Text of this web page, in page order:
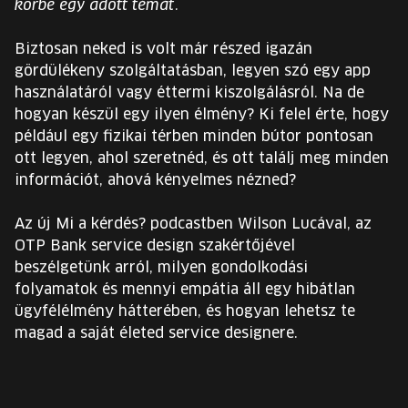
EURÓPA JÖVŐFESZTIVÁLJA
ELŐADÓK
INGYENES DIÁK- ÉS TANÁRREGISZTRÁCIÓ
JEGYEK
EN
Change
language:
EN
körbe egy adott témát.
Biztosan neked is volt már részed igazán
gördülékeny szolgáltatásban, legyen szó egy app
használatáról vagy éttermi kiszolgálásról. Na de
hogyan készül egy ilyen élmény? Ki felel érte, hogy
például egy fizikai térben minden bútor pontosan
ott legyen, ahol szeretnéd, és ott találj meg minden
információt, ahová kényelmes nézned?
Az új Mi a kérdés? podcastben Wilson Lucával, az
OTP Bank service design szakértőjével
beszélgetünk arról, milyen gondolkodási
folyamatok és mennyi empátia áll egy hibátlan
ügyfélélmény hátterében, és hogyan lehetsz te
magad a saját életed service designere.